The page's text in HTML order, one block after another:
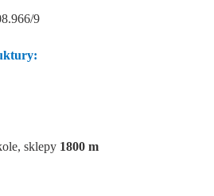
9
sklepy 1800 m